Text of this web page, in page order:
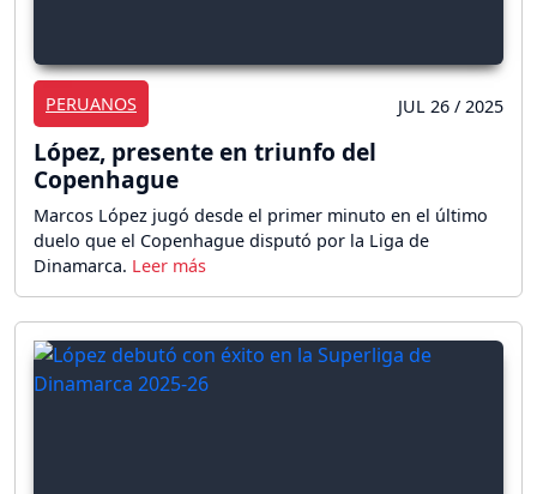
PERUANOS JUL 26 / 2025
López, presente en triunfo del
Copenhague
Marcos López jugó desde el primer minuto en el último
duelo que el Copenhague disputó por la Liga de
Dinamarca.